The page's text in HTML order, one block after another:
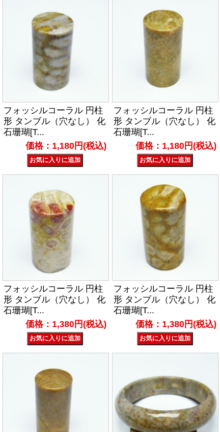
フォッシルコーラル 円柱
形 タンブル（穴なし） 化
石珊瑚[T...
価格：1,180円(税込)
フォッシルコーラル 円柱
形 タンブル（穴なし） 化
石珊瑚[T...
価格：1,180円(税込)
フォッシルコーラル 円柱
形 タンブル（穴なし） 化
石珊瑚[T...
価格：1,380円(税込)
フォッシルコーラル 円柱
形 タンブル（穴なし） 化
石珊瑚[T...
価格：1,380円(税込)